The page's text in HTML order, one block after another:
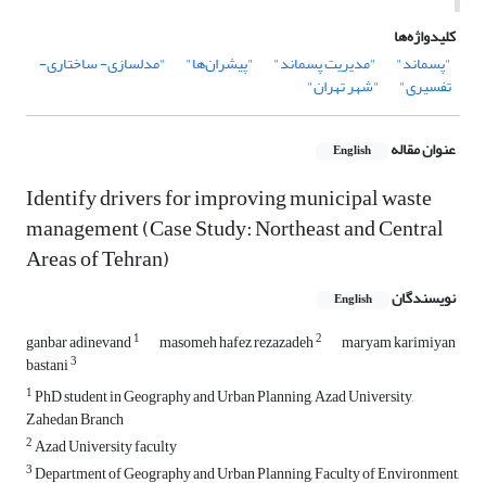
کلیدواژه‌ها
"پسماند"
"مدیریت پسماند" "پیشران‌ها" "مدلسازی- ساختاری-
تفسیری" "شهر تهران"
عنوان مقاله English
Identify drivers for improving municipal waste
management (Case Study: Northeast and Central
Areas of Tehran)
نویسندگان English
ganbar adinevand1 masomeh hafez rezazadeh2 maryam karimiyan
bastani3
1PhD student in Geography and Urban Planning, Azad University,
Zahedan Branch
2Azad University faculty
3Department of Geography and Urban Planning, Faculty of Environment,